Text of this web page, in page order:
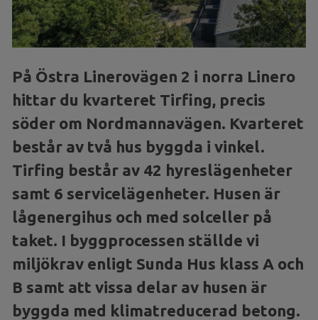
På Östra Linerovägen 2 i norra Linero
hittar du kvarteret Tirfing, precis
söder om Nordmannavägen. Kvarteret
består av två hus byggda i vinkel.
Tirfing består av 42 hyreslägenheter
samt 6 servicelägenheter. Husen är
lågenergihus och med solceller på
taket. I byggprocessen ställde vi
miljökrav enligt Sunda Hus klass A och
B samt att vissa delar av husen är
byggda med klimatreducerad betong.